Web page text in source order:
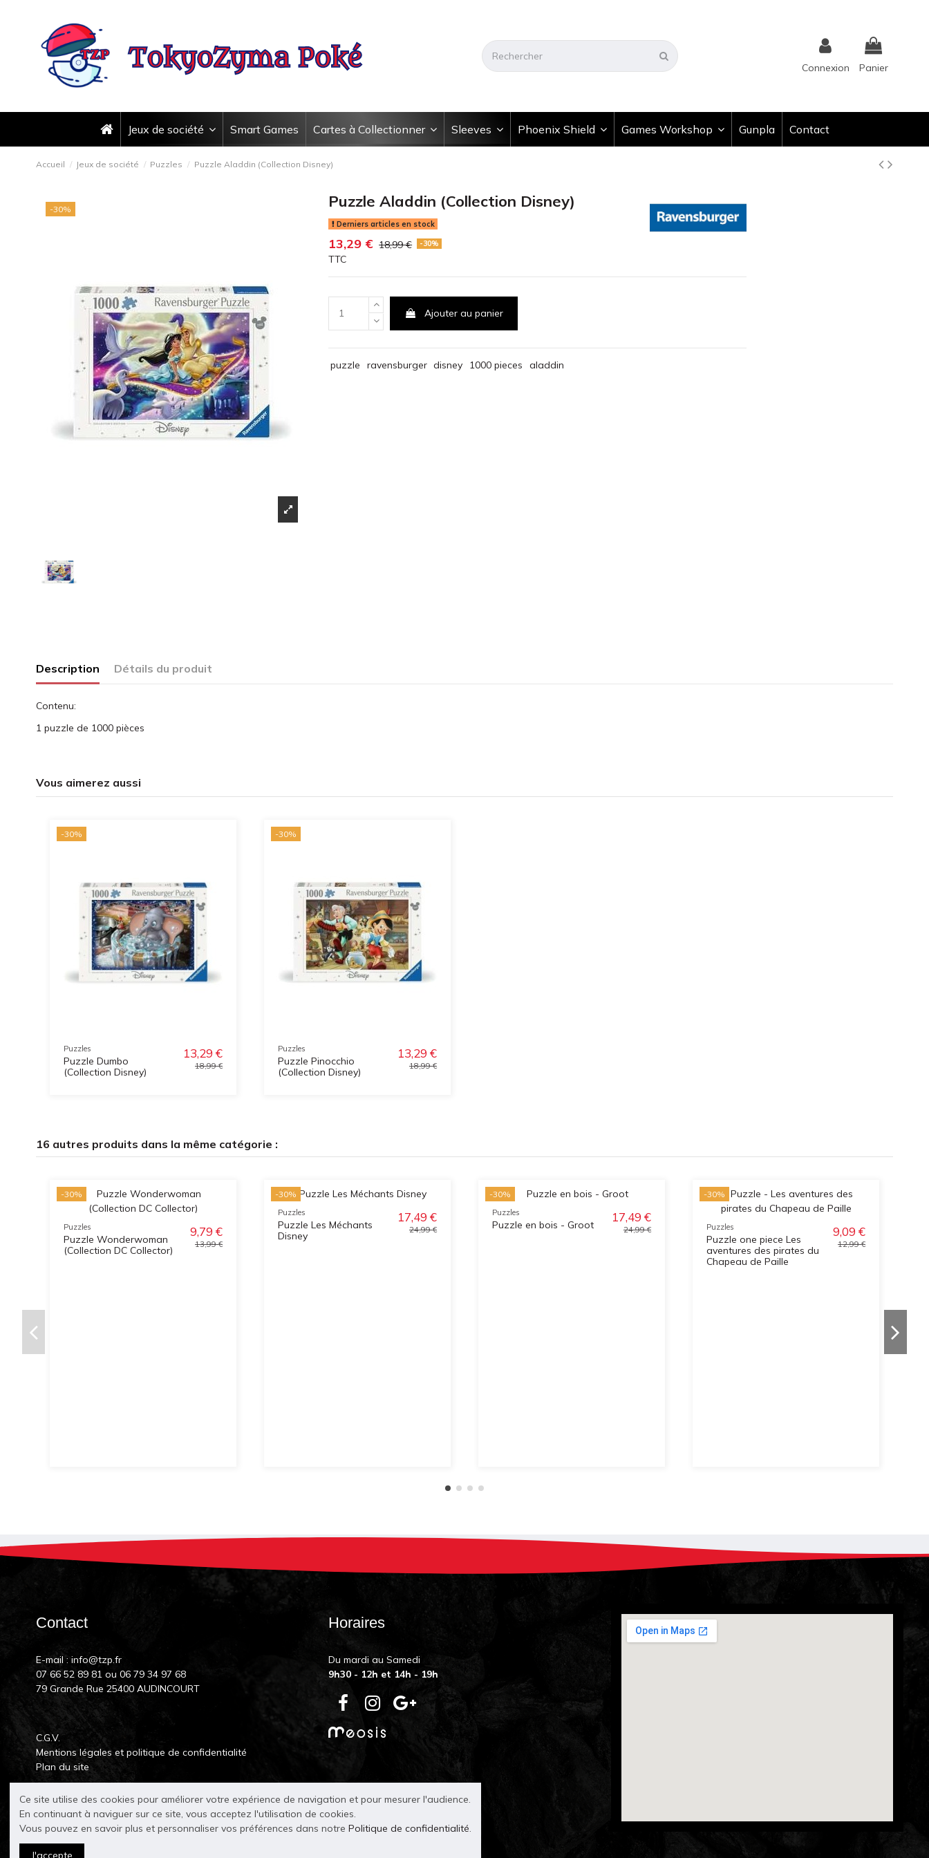
Connexion Panier
Jeux de société Smart Games Cartes à Collectionner Sleeves Phoenix Shield Games Workshop Gunpla Contact
Accueil Jeux de société Puzzles Puzzle Aladdin (Collection Disney)
-30% Puzzle Aladdin (Collection Disney)
Derniers articles en stock
13,29 € 18,99 € -30%
TTC
Ajouter au panier
puzzle ravensburger disney 1000 pieces aladdin
Description Détails du produit
Contenu:
1 puzzle de 1000 pièces
Vous aimerez aussi
-30%
Puzzles
Puzzle Dumbo
(Collection Disney)
13,29 €
18,99 €
-30%
Puzzles
Puzzle Pinocchio
(Collection Disney)
13,29 €
18,99 €
16 autres produits dans la même catégorie :
-30%
Puzzles
Puzzle Wonderwoman
(Collection DC Collector)
9,79 €
13,99 €
-30%
Puzzles
Puzzle Les Méchants
Disney
17,49 €
24,99 €
-30%
Puzzles
Puzzle en bois - Groot
17,49 €
24,99 €
-30%
Puzzles
Puzzle one piece Les
aventures des pirates du
Chapeau de Paille
9,09 €
12,99 €
Contact
E-mail : info@tzp.fr
07 66 52 89 81 ou 06 79 34 97 68
79 Grande Rue 25400 AUDINCOURT
C.G.V.
Mentions légales et politique de confidentialité
Plan du site
Horaires
Du mardi au Samedi
9h30 - 12h et 14h - 19h
Ce site utilise des cookies pour améliorer votre expérience de navigation et pour mesurer l'audience.
En continuant à naviguer sur ce site, vous acceptez l'utilisation de cookies.
Vous pouvez en savoir plus et personnaliser vos préférences dans notre Politique de confidentialité.
J'accepte